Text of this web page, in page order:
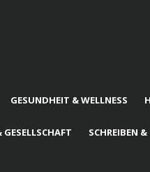
GESUNDHEIT & WELLNESS
SCHREIBEN